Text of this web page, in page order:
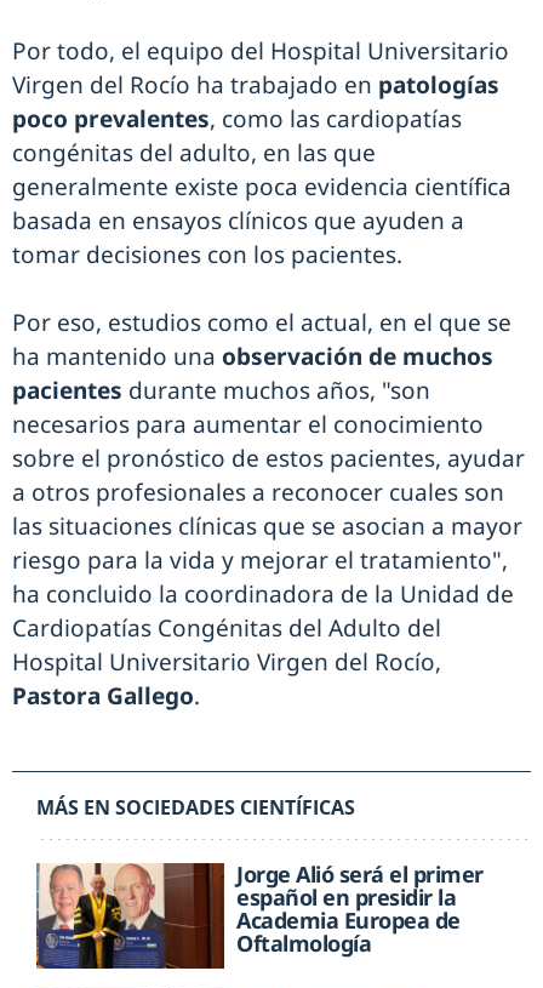
Por todo, el equipo del Hospital Universitario
Virgen del Rocío ha trabajado en patologías
poco prevalentes, como las cardiopatías
congénitas del adulto, en las que
generalmente existe poca evidencia científica
basada en ensayos clínicos que ayuden a
tomar decisiones con los pacientes.
Por eso, estudios como el actual, en el que se
ha mantenido una observación de muchos
pacientes durante muchos años, "son
necesarios para aumentar el conocimiento
sobre el pronóstico de estos pacientes, ayudar
a otros profesionales a reconocer cuales son
las situaciones clínicas que se asocian a mayor
riesgo para la vida y mejorar el tratamiento",
ha concluido la coordinadora de la Unidad de
Cardiopatías Congénitas del Adulto del
Hospital Universitario Virgen del Rocío,
Pastora Gallego.
MÁS EN SOCIEDADES CIENTÍFICAS
Jorge Alió será el primer
español en presidir la
Academia Europea de
Oftalmología